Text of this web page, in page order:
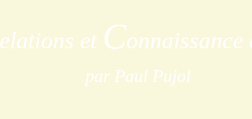
elations et Connaissance
par Paul Pujol